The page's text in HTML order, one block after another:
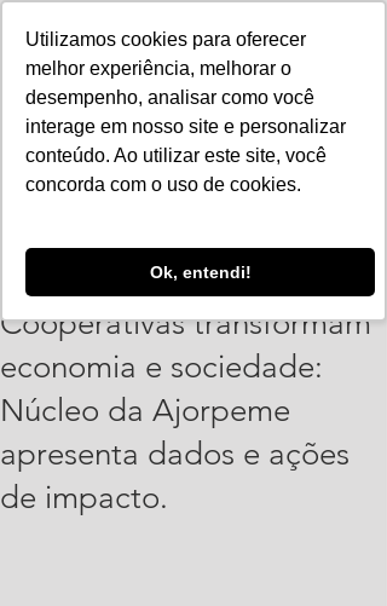
Utilizamos cookies para oferecer
melhor experiência, melhorar o
desempenho, analisar como você
interage em nosso site e personalizar
conteúdo. Ao utilizar este site, você
concorda com o uso de cookies.
Ok, entendi!
Cooperativas transformam
economia e sociedade:
Núcleo da Ajorpeme
apresenta dados e ações
de impacto.
Vinicius Leonardo